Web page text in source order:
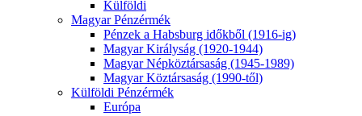
Külföldi
Magyar Pénzérmék
Pénzek a Habsburg időkből (1916-ig)
Magyar Királyság (1920-1944)
Magyar Népköztársaság (1945-1989)
Magyar Köztársaság (1990-től)
Külföldi Pénzérmék
Európa